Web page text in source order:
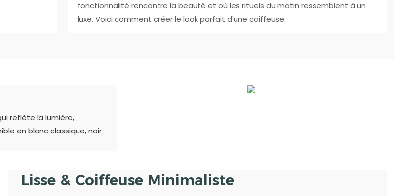
fonctionnalité rencontre la beauté et où les rituels du matin ressemblent à un
luxe. Voici comment créer le look parfait d'une coiffeuse.
reflète la lumière,
en blanc classique, noir
Lisse & Coiffeuse Minimaliste